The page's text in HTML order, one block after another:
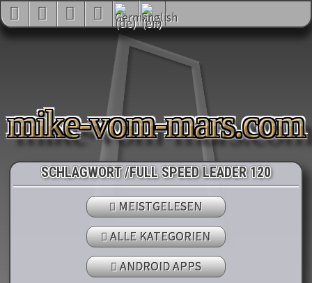
mike-vom-mars.com
SCHLAGWORT /FULL SPEED LEADER 120
MEISTGELESEN
ALLE KATEGORIEN
ANDROID APPS